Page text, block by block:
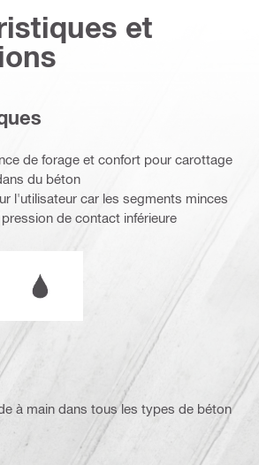
et
de forage et confort pour carottage
du béton
l'utilisateur car les segments minces
de contact inférieure
à main dans tous les types de béton